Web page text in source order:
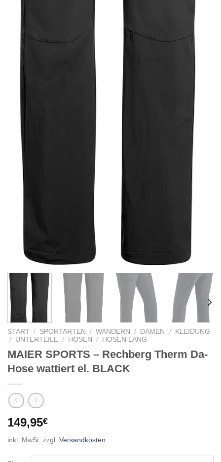
START / SPORTARTEN / WANDERN / DAMEN /
KLEIDUNG
/ UNTERTEILE / HOSEN / HOSEN LANG
MAIER SPORTS – Rechberg Therm Da-
Hose wattiert el. BLACK
149,95€
inkl. MwSt. zzgl. Versandkosten